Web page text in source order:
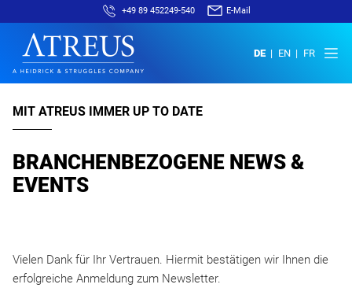
+49 89 452249-540 E-Mail
DE EN FR
MIT ATREUS IMMER UP TO DATE
BRANCHENBEZOGENE NEWS &
EVENTS
Vielen Dank für Ihr Vertrauen. Hiermit bestätigen wir Ihnen die
erfolgreiche Anmeldung zum Newsletter.